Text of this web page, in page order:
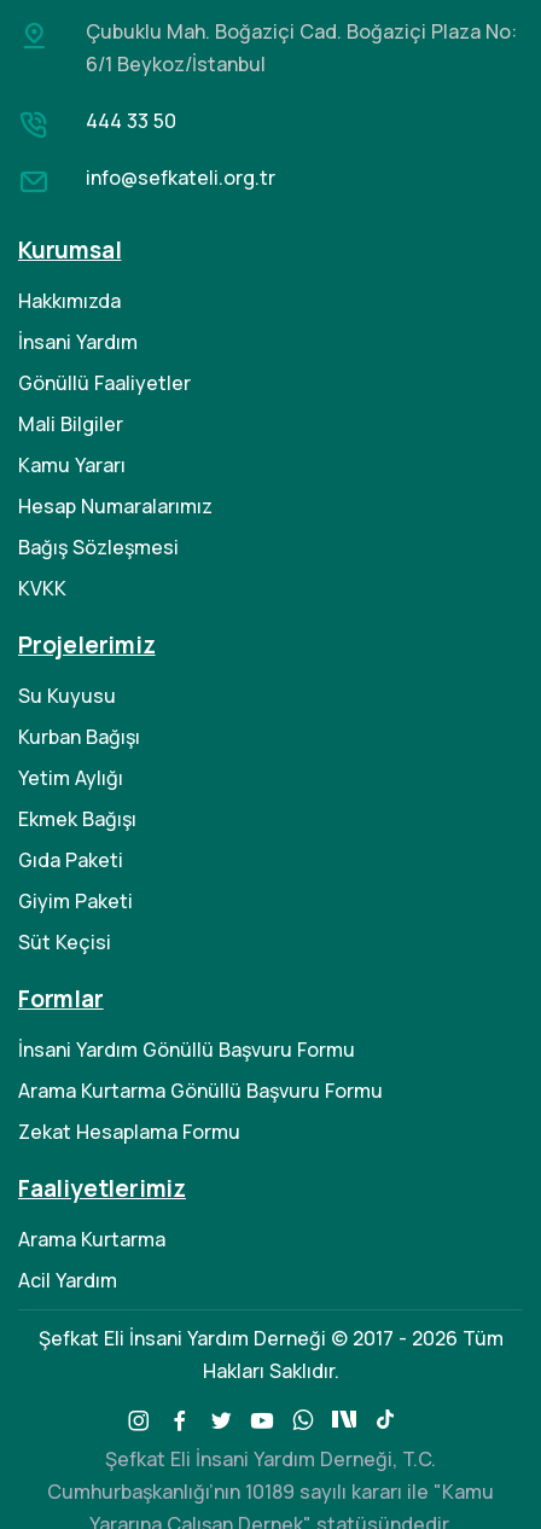
Çubuklu Mah. Boğaziçi Cad. Boğaziçi Plaza No:
6/1 Beykoz/İstanbul
444 33 50
info@sefkateli.org.tr
Kurumsal
Hakkımızda
İnsani Yardım
Gönüllü Faaliyetler
Mali Bilgiler
Kamu Yararı
Hesap Numaralarımız
Bağış Sözleşmesi
KVKK
Projelerimiz
Su Kuyusu
Kurban Bağışı
Yetim Aylığı
Ekmek Bağışı
Gıda Paketi
Giyim Paketi
Süt Keçisi
Formlar
İnsani Yardım Gönüllü Başvuru Formu
Arama Kurtarma Gönüllü Başvuru Formu
Zekat Hesaplama Formu
Faaliyetlerimiz
Arama Kurtarma
Acil Yardım
Şefkat Eli İnsani Yardım Derneği © 2017 - 2026 Tüm
Hakları Saklıdır.
Şefkat Eli İnsani Yardım Derneği, T.C.
Cumhurbaşkanlığı’nın 10189 sayılı kararı ile "Kamu